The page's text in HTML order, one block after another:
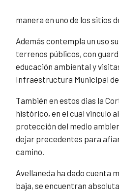
manera en uno de los sitios
Además contempla un uso
terrenos públicos, con
educación ambiental y
Infraestructura Municipal de
También en estos dias la
histórico, en el cual vinculo
protección del medio
dejar precedentes para
camino.
Avellaneda ha dado cuenta
baja, se encuentran